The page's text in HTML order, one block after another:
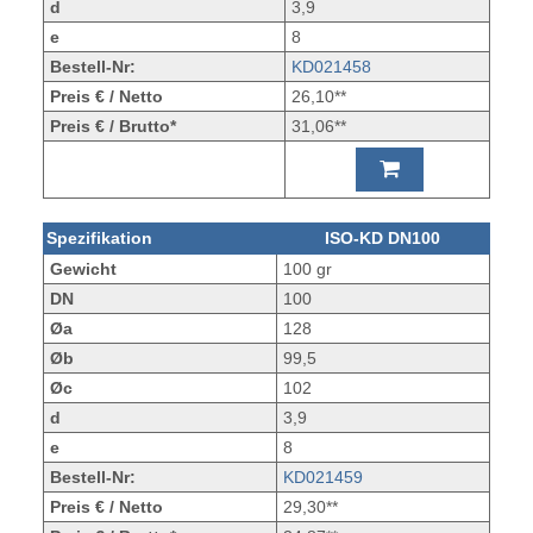
d
3,9
e
8
Bestell-Nr:
KD021458
Preis € / Netto
26,10**
Preis € / Brutto*
31,06**
Spezifikation
ISO-KD DN100
Gewicht
100 gr
DN
100
Øa
128
Øb
99,5
Øc
102
d
3,9
e
8
Bestell-Nr:
KD021459
Preis € / Netto
29,30**